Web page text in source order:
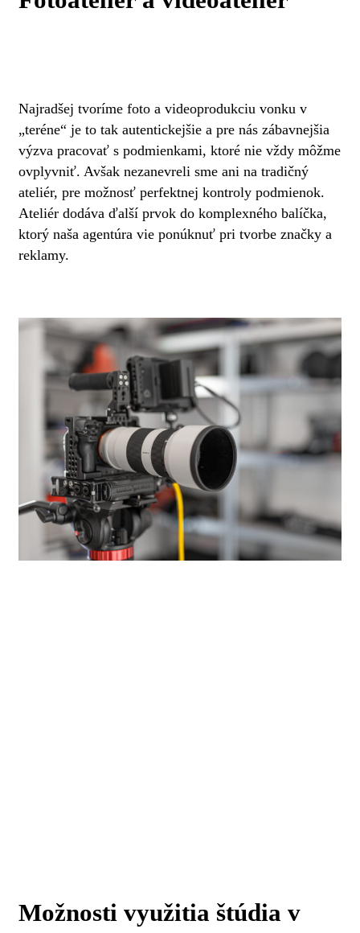
Najradšej tvoríme foto a videoprodukciu vonku v
„teréne“ je to tak autentickejšie a pre nás zábavnejšia
výzva pracovať s podmienkami, ktoré nie vždy môžme
ovplyvniť. Avšak nezanevreli sme ani na tradičný
ateliér, pre možnosť perfektnej kontroly podmienok.
Ateliér dodáva ďalší prvok do komplexného balíčka,
ktorý naša agentúra vie ponúknuť pri tvorbe značky a
reklamy.
Možnosti využitia štúdia v